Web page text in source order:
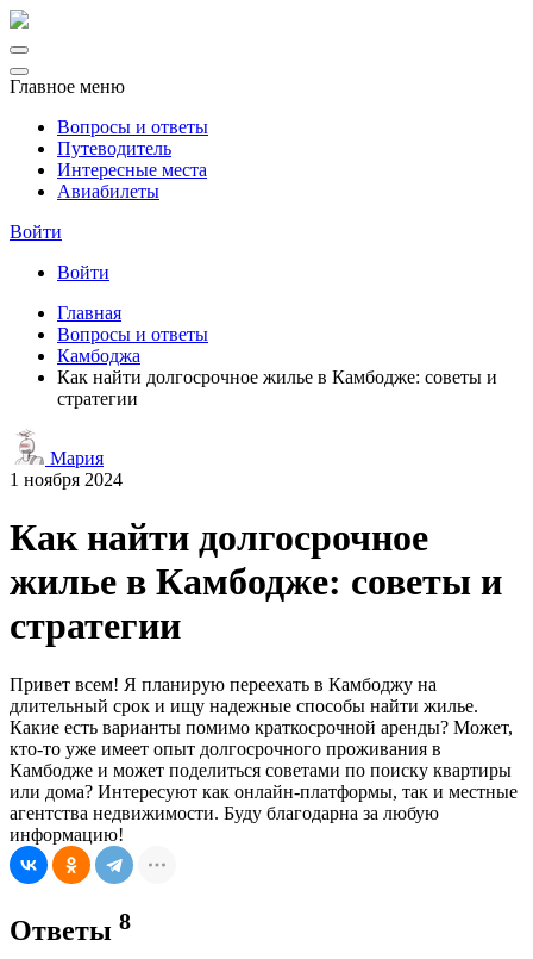
Главное меню
Вопросы и ответы
Путеводитель
Интересные места
Авиабилеты
Войти
Войти
Главная
Вопросы и ответы
Камбоджа
Как найти долгосрочное жилье в Камбодже: советы и
стратегии
Мария
1 ноября 2024
Как найти долгосрочное
жилье в Камбодже: советы и
стратегии
Привет всем! Я планирую переехать в Камбоджу на
длительный срок и ищу надежные способы найти жилье.
Какие есть варианты помимо краткосрочной аренды? Может,
кто-то уже имеет опыт долгосрочного проживания в
Камбодже и может поделиться советами по поиску квартиры
или дома? Интересуют как онлайн-платформы, так и местные
агентства недвижимости. Буду благодарна за любую
информацию!
Ответы 8